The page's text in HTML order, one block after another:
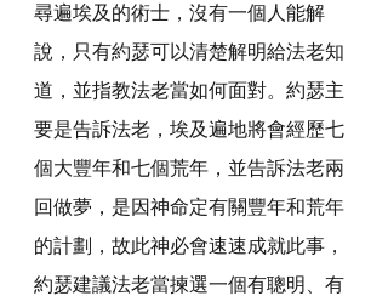
尋遍埃及的術士，沒有一個人能解
說，只有約瑟可以清楚解明給法老知
道，並指教法老當如何面對。約瑟主
要是告訴法老，埃及遍地將會經歷七
個大豐年和七個荒年，並告訴法老兩
回做夢，是因神命定有關豐年和荒年
的計劃，故此神必會速速成就此事，
約瑟建議法老當揀選一個有聰明、有